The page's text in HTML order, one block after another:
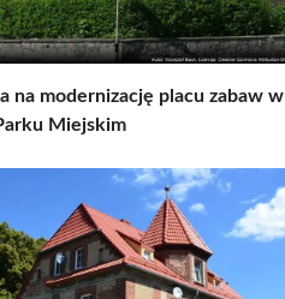
na modernizację placu zabaw w
Miejskim